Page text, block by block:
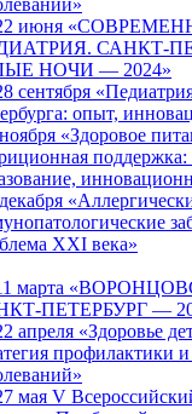
июня
САНКТ-
НОЧИ — 2024»
сентября
опыт,
«Здоровое
XXI века»
марта
ПЕТЕРБУРГ —
апреля «Здоровье
профилактики
мая V